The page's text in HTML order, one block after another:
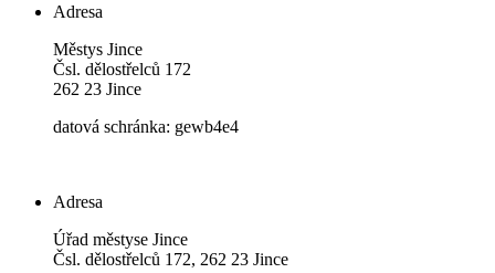
Adresa
Městys Jince
Čsl. dělostřelců 172
262 23 Jince
datová schránka: gewb4e4
Adresa
Úřad městyse Jince
Čsl. dělostřelců 172, 262 23 Jince